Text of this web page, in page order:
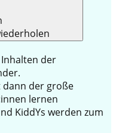
der
der große
lernen
KiddYs werden zum